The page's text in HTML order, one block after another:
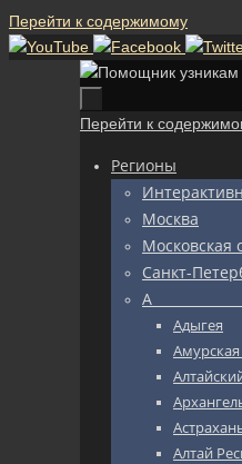
Перейти к содержимому
Перейти к
Регионы
Москва
Московская
Санкт-
Адыгея
Амурская
Алтай